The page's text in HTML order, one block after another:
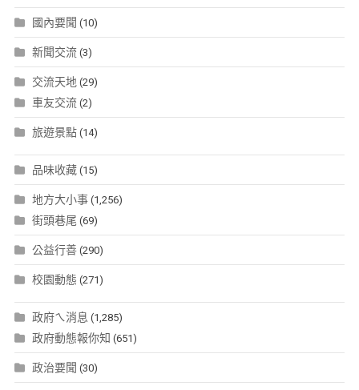
國內要聞 (10)
新聞交流(3)
交流天地(29)
車友交流(2)
旅遊景點(14)
品味收藏(15)
地方大小事(1,256)
街頭巷尾 (69)
公益行善(290)
校園動態 (271)
政府ㄟ消息 (1,285)
政府動態報你知 (651)
政治要聞 (30)